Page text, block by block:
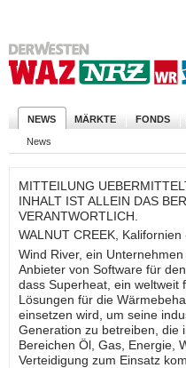
NEWS MÄRKTE FONDS
News
MITTEILUNG
INHALT IST ALLEIN DAS
VERANTWORTLICH.
WALNUT CREEK,
Wind River, ein
Anbieter von Software für
dass Superheat, ein weltweit
Lösungen für die
einsetzen wird, um seine
Generation zu betreiben, die
Bereichen Öl, Gas, Energie,
Verteidigung zum Einsatz